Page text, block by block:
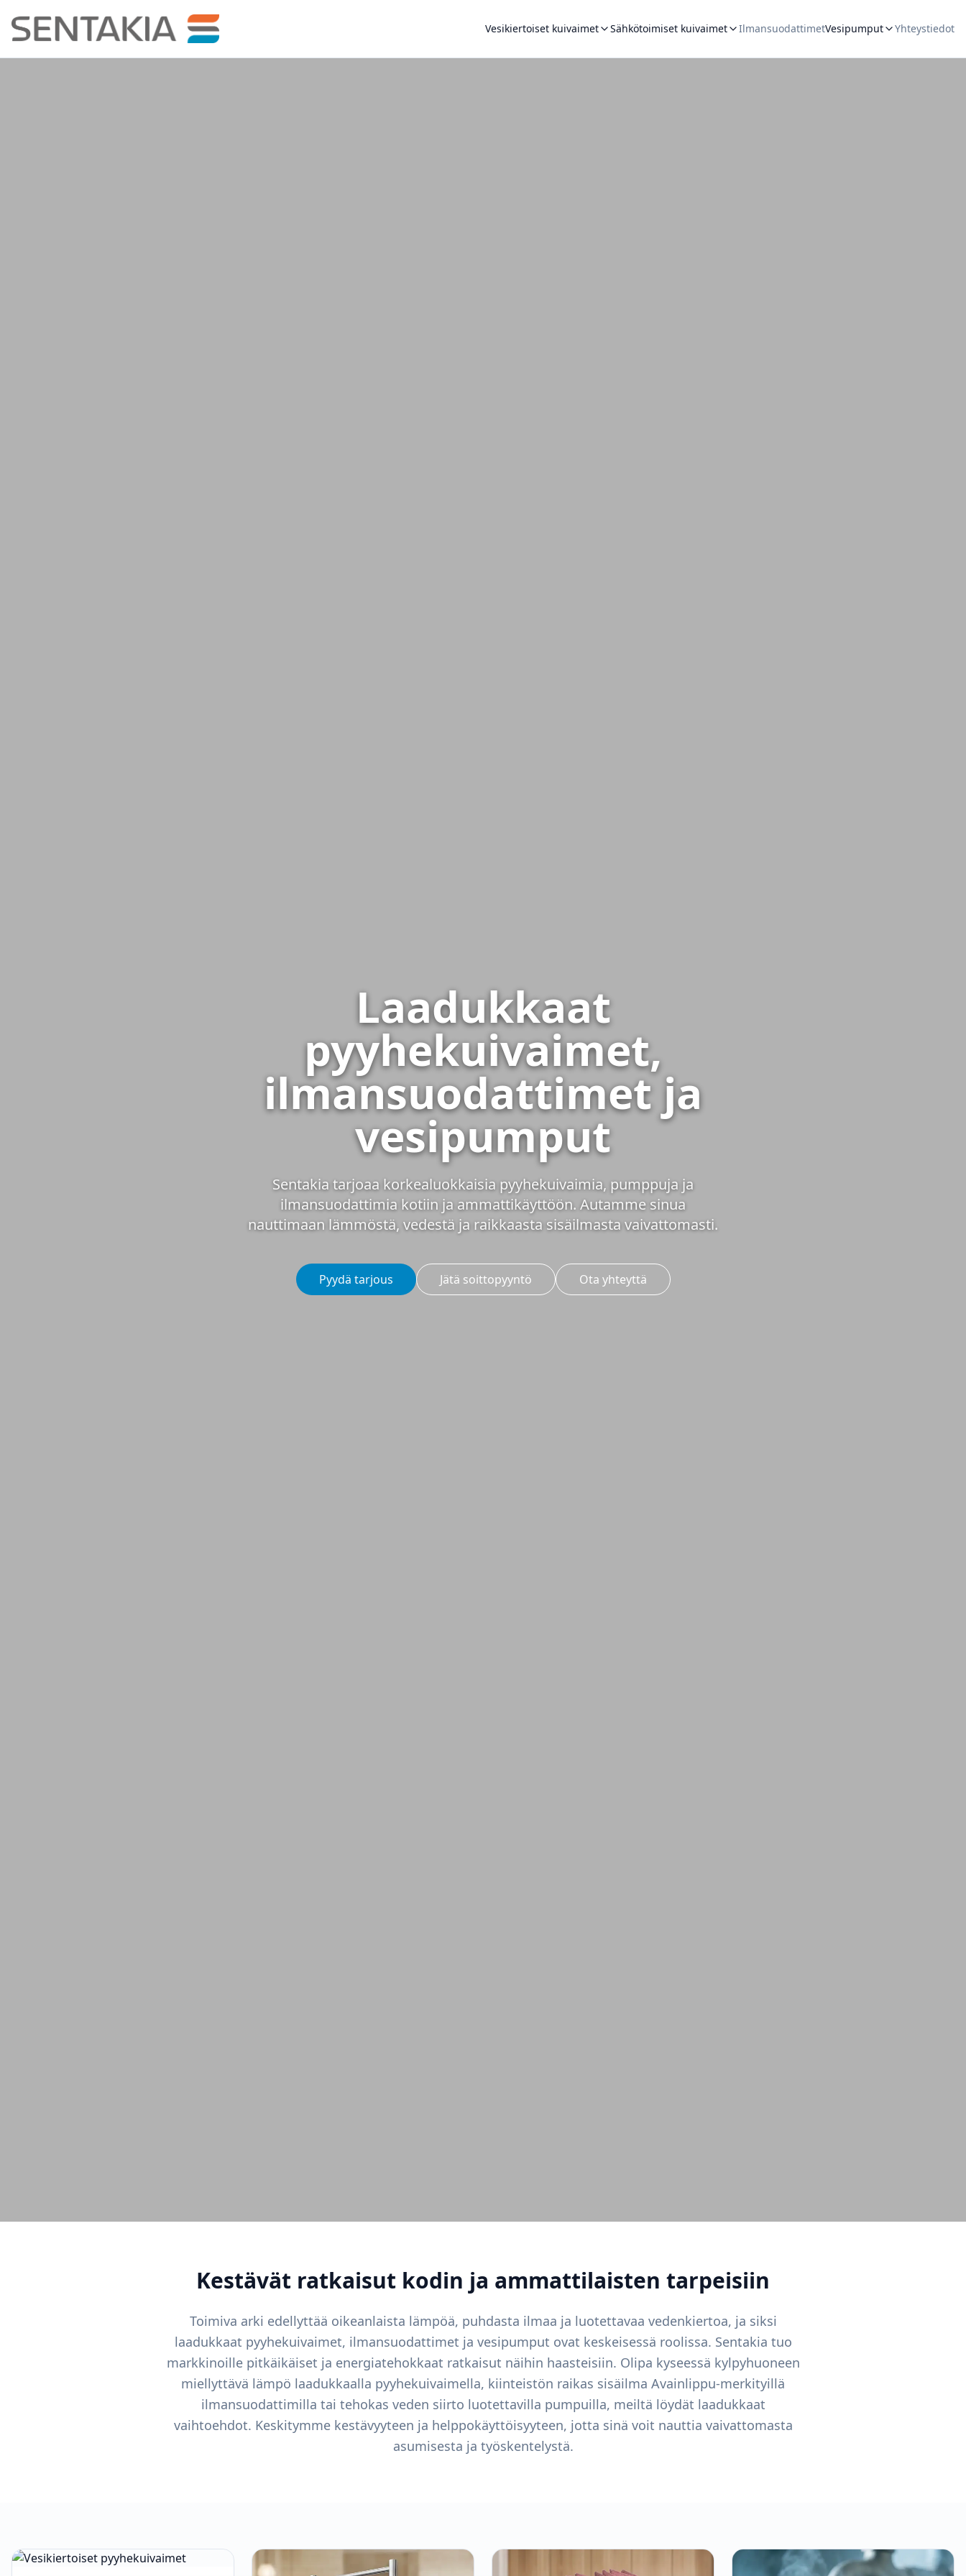
Vesikiertoiset kuivaimet Sähkötoimiset kuivaimet IlmansuodattimetVesipumput Yhteystiedot
Laadukkaat
pyyhekuivaimet,
ilmansuodattimet ja
vesipumput
Sentakia tarjoaa korkealuokkaisia pyyhekuivaimia, pumppuja ja
ilmansuodattimia kotiin ja ammattikäyttöön. Autamme sinua
nauttimaan lämmöstä, vedestä ja raikkaasta sisäilmasta vaivattomasti.
Pyydä tarjous Jätä soittopyyntö Ota yhteyttä
Kestävät ratkaisut kodin ja ammattilaisten tarpeisiin
Toimiva arki edellyttää oikeanlaista lämpöä, puhdasta ilmaa ja luotettavaa vedenkiertoa, ja siksi
laadukkaat pyyhekuivaimet, ilmansuodattimet ja vesipumput ovat keskeisessä roolissa. Sentakia tuo
markkinoille pitkäikäiset ja energiatehokkaat ratkaisut näihin haasteisiin. Olipa kyseessä kylpyhuoneen
miellyttävä lämpö laadukkaalla pyyhekuivaimella, kiinteistön raikas sisäilma Avainlippu-merkityillä
ilmansuodattimilla tai tehokas veden siirto luotettavilla pumpuilla, meiltä löydät laadukkaat
vaihtoehdot. Keskitymme kestävyyteen ja helppokäyttöisyyteen, jotta sinä voit nauttia vaivattomasta
asumisesta ja työskentelystä.